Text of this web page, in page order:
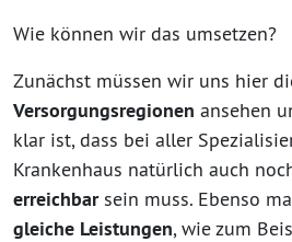
Wie können wir das umsetzen?
Zunächst müssen wir uns hier
Versorgungsregionen ansehen
klar ist, dass bei aller
Krankenhaus natürlich auch
erreichbarsein muss. Ebenso
gleiche Leistungen, wie zum